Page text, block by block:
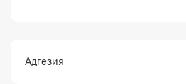
Адгезия